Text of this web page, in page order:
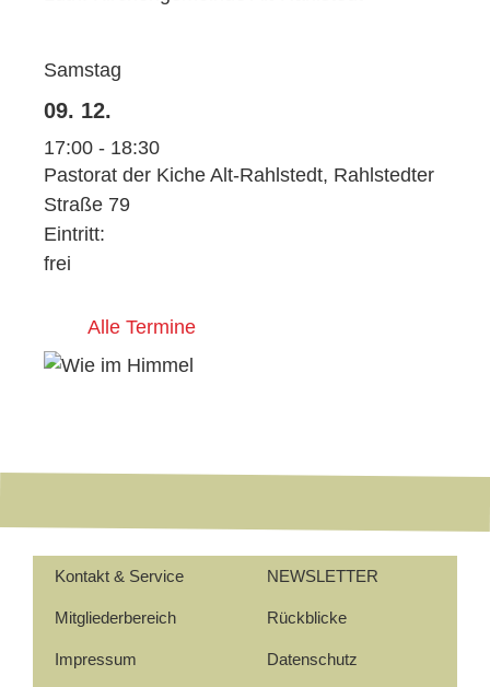
Samstag
09. 12.
17:00 - 18:30
Pastorat der Kiche Alt-Rahlstedt, Rahlstedter
Straße 79
Eintritt:
frei
Alle Termine
Kontakt & Service NEWSLETTER
Mitgliederbereich Rückblicke
Impressum Datenschutz